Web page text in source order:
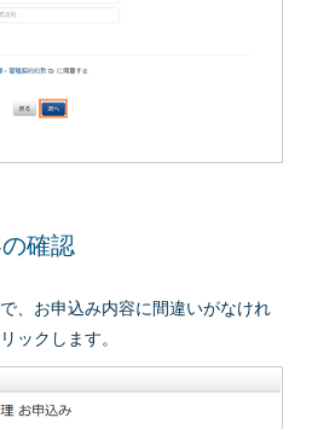
確認
、お申込み内容に間違いがなけれ
ックします。